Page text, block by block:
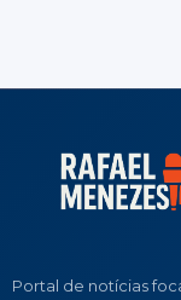
Portal de notícias